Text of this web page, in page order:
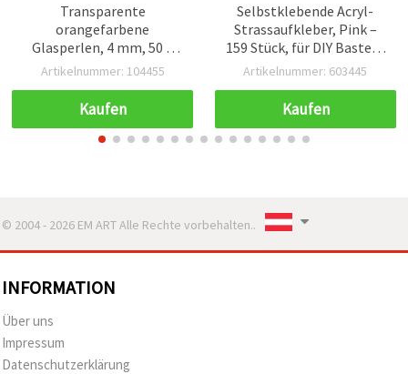
Transparente
orangefarbene
Glasperlen, 4 mm, 50 g
Großpackung für
Perlenfädeln & DIY-
Basteln
Artikelnummer: 104455
Kaufen
Selbstklebende Acryl-
Strassaufkleber, Pink –
159 Stück, für DIY Basteln
& Scrapbooking
Artikelnummer: 603445
Kaufen
© 2004 - 2026 EM ART Alle Rechte vorbehalten..
INFORMATION
Über uns
Impressum
Datenschutzerklärung